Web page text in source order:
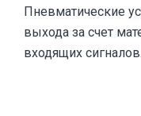
Пневматические
выхода за счет
входящих сигналов.